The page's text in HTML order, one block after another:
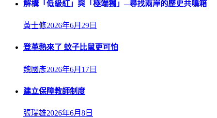
解構「低級紅」與「極端獨」─尋找兩岸的歷史共鳴箱
黃士修2026年6月29日
登革熱來了 蚊子比鼠更可怕
魏國彥2026年6月17日
建立保障教師制度
張瑞雄2026年6月8日